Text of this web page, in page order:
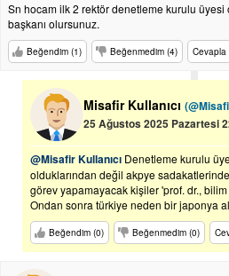
Sn hocam ilk 2 rektör denetleme kurulu
başkanı olursunuz.
Beğendim (1) Beğenmedim (4) Cevapla
Misafir Kullanıcı
25 Ağustos 2025 Pazartesi
@Misafir Kullanıcı Denetleme kurulu
olduklarından değil akpye
görev yapamayacak kişiler 'prof. dr., bilim
Ondan sonra türkiye neden bir japonya
Beğendim (0) Beğenmedim (0)